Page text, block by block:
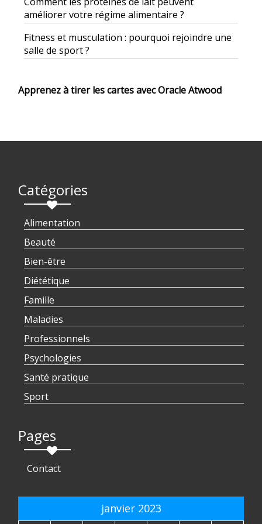
améliorer votre régime alimentaire ?
Fitness et musculation : pourquoi rejoindre une
salle de sport ?
Apprenez à tirer les cartes avec Oracle Atwood
Catégories
Alimentation
Beauté
Bien-être
Diététique
Famille
Maladies
Professionnels
Psychologies
Santé pratique
Sport
Pages
Contact
janvier 2023